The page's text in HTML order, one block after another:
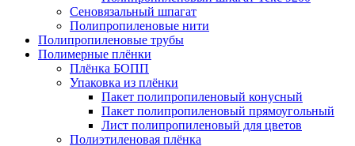
Сеновязальный шпагат
Полипропиленовые нити
Полипропиленовые трубы
Полимерные плёнки
Плёнка БОПП
Упаковка из плёнки
Пакет полипропиленовый конусный
Пакет полипропиленовый прямоугольный
Лист полипропиленовый для цветов
Полиэтиленовая плёнка